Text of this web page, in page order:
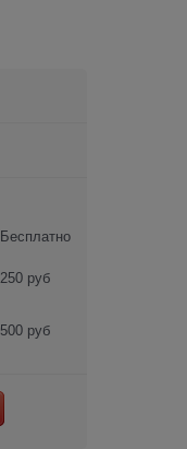
Бесплатно
250 руб
500 руб